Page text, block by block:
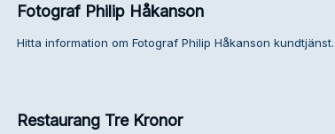
Fotograf Philip Håkanson
Hitta information om Fotograf Philip Håkanson kundtjänst.
Restaurang Tre Kronor